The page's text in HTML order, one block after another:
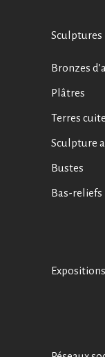
Sculptures
Bronzes
Plâtres
Terres
Sculpture
Bustes
Bas-reliefs